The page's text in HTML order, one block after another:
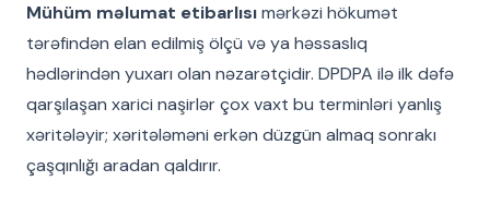
Mühüm məlumat etibarlısımərkəzi hökumət
tərəfindən elan edilmiş ölçü və ya həssaslıq
hədlərindən yuxarı olan nəzarətçidir. DPDPA ilə ilk dəfə
qarşılaşan xarici naşirlər çox vaxt bu terminləri yanlış
xəritələyir; xəritələməni erkən düzgün almaq sonrakı
çaşqınlığı aradan qaldırır.